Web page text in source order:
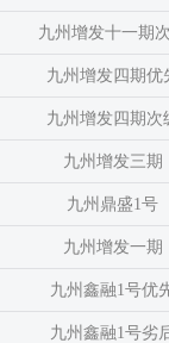
九州增发十一期
九州增发四期优
九州增发四期次
九州增发三期
九州鼎盛1号
九州增发一期
九州鑫融1号优
九州鑫融1号劣